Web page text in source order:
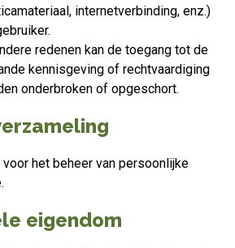
internetverbinding, enz.)
redenen kan de toegang tot de
kennisgeving of rechtvaardiging
onderbroken of opgeschort.
het beheer van persoonlijke
eigendom